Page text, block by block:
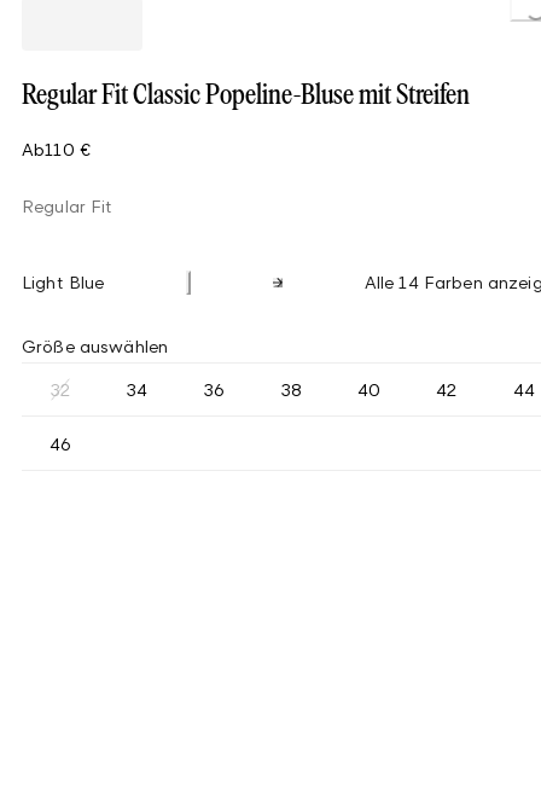
Regular Fit Classic Popeline-Bluse mit Streifen
Ab110 €
Regular Fit
Light Blue Alle 14 Farben
Größe auswählen
32 34 36 38 40 42 44
46